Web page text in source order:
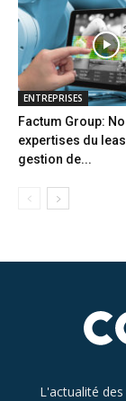
ENTREPRISES
Factum Group:
expertises du
gestion de...
L'actualité